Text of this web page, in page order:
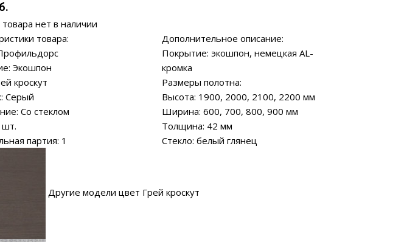
нет в наличии
товара:
Экошпон
кроскут
Серый
Со стеклом
шт.
партия: 1
Дополнительное описание:
Покрытие: экошпон, немецкая AL-
кромка
Размеры полотна:
Высота: 1900, 2000, 2100, 2200 мм
Ширина: 600, 700, 800, 900 мм
Толщина: 42 мм
Стекло: белый глянец
Другие модели цвет Грей кроскут